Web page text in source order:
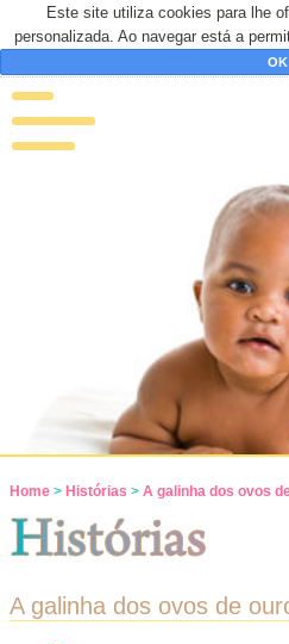
Este site utiliza cookies para lhe
personalizada. Ao navegar está a
OK
Home > Histórias > A galinha dos ovos
A galinha dos ovos de